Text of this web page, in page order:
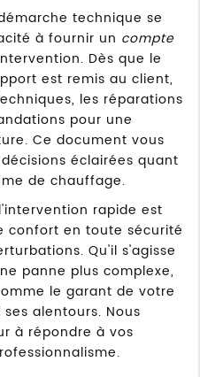
technique se
à fournir un compte
Dès que le
est remis au client,
les réparations
pour une
Ce document vous
éclairées quant
de chauffage.
rapide est
confort en toute sécurité
Qu'il s'agisse
panne plus complexe,
le garant de votre
alentours. Nous
à répondre à vos